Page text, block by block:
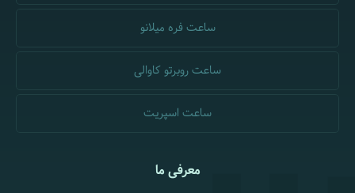
ساعت فره میلانو
ساعت روبرتو کاوالی
ساعت اسپریت
معرفی ما